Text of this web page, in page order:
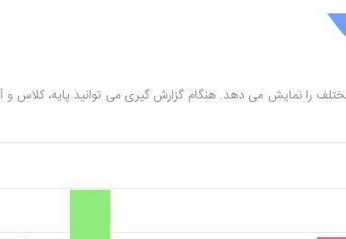
را نمایش می دهد. هنگام گزارش گیری می توانید پایه، کلاس و